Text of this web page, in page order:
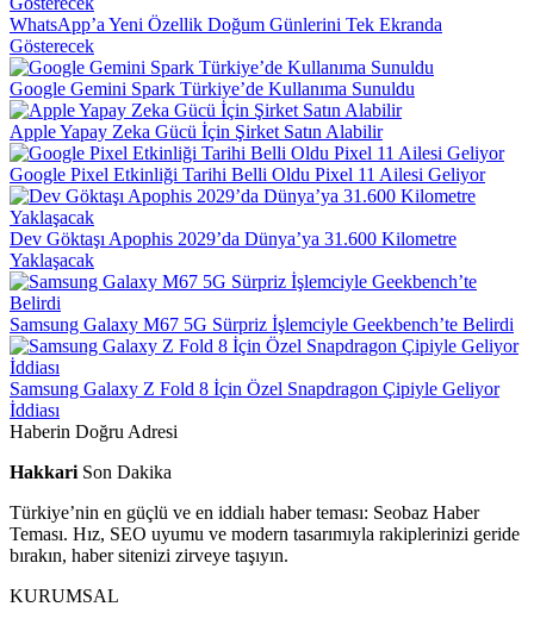
WhatsApp’a Yeni Özellik Doğum Günlerini Tek Ekranda
Gösterecek
Google Gemini Spark Türkiye’de Kullanıma Sunuldu
Apple Yapay Zeka Gücü İçin Şirket Satın Alabilir
Google Pixel Etkinliği Tarihi Belli Oldu Pixel 11 Ailesi Geliyor
Dev Göktaşı Apophis 2029’da Dünya’ya 31.600 Kilometre
Yaklaşacak
Samsung Galaxy M67 5G Sürpriz İşlemciyle Geekbench’te Belirdi
Samsung Galaxy Z Fold 8 İçin Özel Snapdragon Çipiyle Geliyor
İddiası
Haberin Doğru Adresi
Hakkari Son Dakika
Türkiye’nin en güçlü ve en iddialı haber teması: Seobaz Haber
Teması. Hız, SEO uyumu ve modern tasarımıyla rakiplerinizi geride
bırakın, haber sitenizi zirveye taşıyın.
KURUMSAL